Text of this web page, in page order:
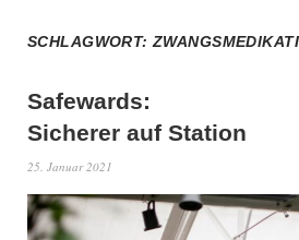
SCHLAGWORT:
Safewards:
Sicherer auf Station
25. Januar 2021